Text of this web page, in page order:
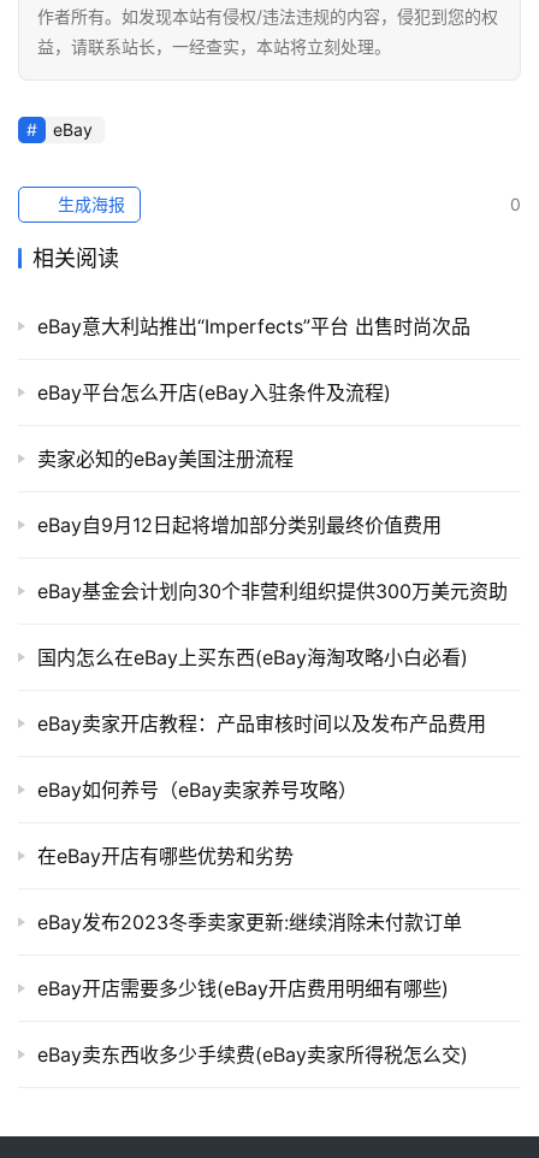
媒
营
跨
导
航
作者所有。如发现本站有侵权/违法违规的内容，侵犯到您的权
益，请联系站长，一经查实，本站将立刻处理。
eBay
0
生成海报
相关阅读
eBay意大利站推出“Imperfects”平台 出售时尚次品
eBay平台怎么开店(eBay入驻条件及流程)
卖家必知的eBay美国注册流程
eBay自9月12日起将增加部分类别最终价值费用
eBay基金会计划向30个非营利组织提供300万美元资助
国内怎么在eBay上买东西(eBay海淘攻略小白必看)
eBay卖家开店教程：产品审核时间以及发布产品费用
eBay如何养号（eBay卖家养号攻略）
在eBay开店有哪些优势和劣势
eBay发布2023冬季卖家更新:继续消除未付款订单
eBay开店需要多少钱(eBay开店费用明细有哪些)
eBay卖东西收多少手续费(eBay卖家所得税怎么交)